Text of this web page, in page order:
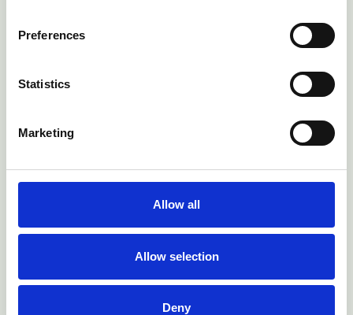
Preferences
Statistics
Marketing
Allow all
Allow selection
Deny